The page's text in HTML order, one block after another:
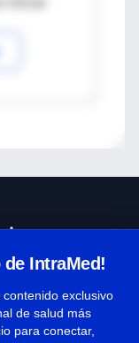
IntraMed!
exclusivo
de salud más
para conectar,